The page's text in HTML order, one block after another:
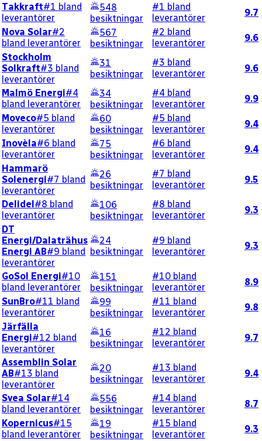
Takkraft#1 bland
leverantörer
548
besiktningar
#1 bland
leverantörer
9.7
Nova Solar#2
bland leverantörer
567
besiktningar
#2 bland
leverantörer
9.6
Stockholm
Solkraft#3 bland
leverantörer
31
besiktningar
#3 bland
leverantörer
9.6
Malmö Energi#4
bland leverantörer
34
besiktningar
#4 bland
leverantörer
9.9
Moveco#5 bland
leverantörer
60
besiktningar
#5 bland
leverantörer
9.4
Inovèla#6 bland
leverantörer
75
besiktningar
#6 bland
leverantörer
9.4
Hammarö
Solenergi#7 bland
leverantörer
26
besiktningar
#7 bland
leverantörer
9.5
Delidel#8 bland
leverantörer
106
besiktningar
#8 bland
leverantörer
9.3
DT
Energi/Dalaträhus
Energi AB#9 bland
leverantörer
24
besiktningar
#9 bland
leverantörer
9.3
GoSol Energi#10
bland leverantörer
151
besiktningar
#10 bland
leverantörer
8.9
SunBro#11 bland
leverantörer
99
besiktningar
#11 bland
leverantörer
9.8
Järfälla
Energi#12 bland
leverantörer
16
besiktningar
#12 bland
leverantörer
9.7
Assemblin Solar
AB#13 bland
leverantörer
20
besiktningar
#13 bland
leverantörer
9.4
Svea Solar#14
bland leverantörer
556
besiktningar
#14 bland
leverantörer
8.7
Kopernicus#15
bland leverantörer
19
besiktningar
#15 bland
leverantörer
9.3